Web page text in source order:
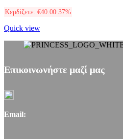
Κερδίζετε: €40.00 37%
Quick view
Επικοινωνήστε μαζί μας
Email: